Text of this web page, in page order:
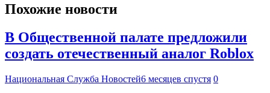
Похожие новости
В Общественной палате предложили
создать отечественный аналог Roblox
Национальная Служба Новостей6 месяцев спустя 0